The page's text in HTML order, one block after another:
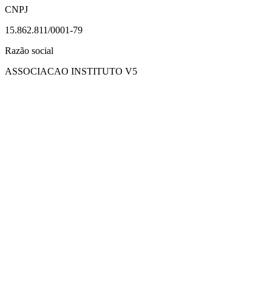
CNPJ
15.862.811/0001-79
Razão social
ASSOCIACAO INSTITUTO V5